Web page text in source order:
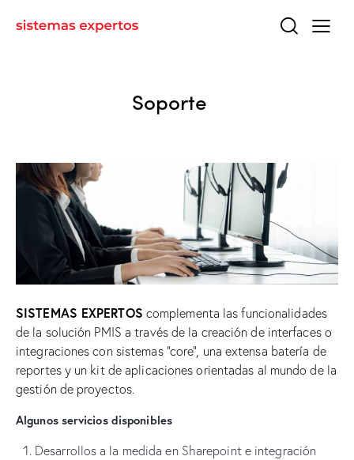
Soporte
SISTEMAS EXPERTOS complementa las funcionalidades
de la solución PMIS a través de la creación de interfaces o
integraciones con sistemas “core”, una extensa batería de
reportes y un kit de aplicaciones orientadas al mundo de la
gestión de proyectos.
Algunos servicios disponibles
Desarrollos a la medida en Sharepoint e integración